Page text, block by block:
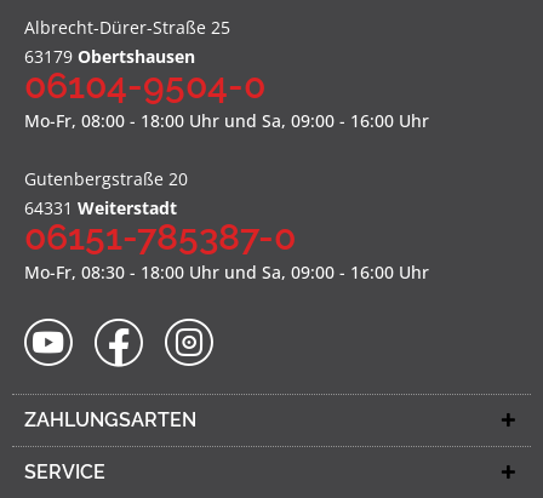
Albrecht-Dürer-Straße 25
63179 Obertshausen
06104-9504-0
Mo-Fr, 08:00 - 18:00 Uhr und Sa, 09:00 - 16:00 Uhr
Gutenbergstraße 20
64331 Weiterstadt
06151-785387-0
Mo-Fr, 08:30 - 18:00 Uhr und Sa, 09:00 - 16:00 Uhr
ZAHLUNGSARTEN
SERVICE